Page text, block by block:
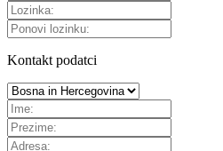
Kontakt podatci